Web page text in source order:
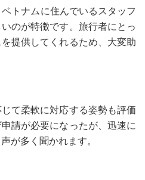
トナムに住んでいるスタッフ
のが特徴です。旅行者にとっ
提供してくれるため、大変助
て柔軟に対応する姿勢も評価
請が必要になったが、迅速に
が多く聞かれます。